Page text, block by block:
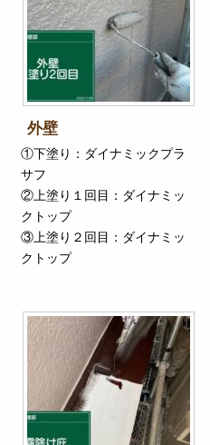
外壁
①下塗り：ダイナミックプラ
サフ
②上塗り１回目：ダイナミッ
クトップ
③上塗り２回目：ダイナミッ
クトップ